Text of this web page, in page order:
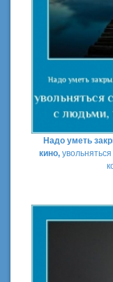
Надо уметь
кино,